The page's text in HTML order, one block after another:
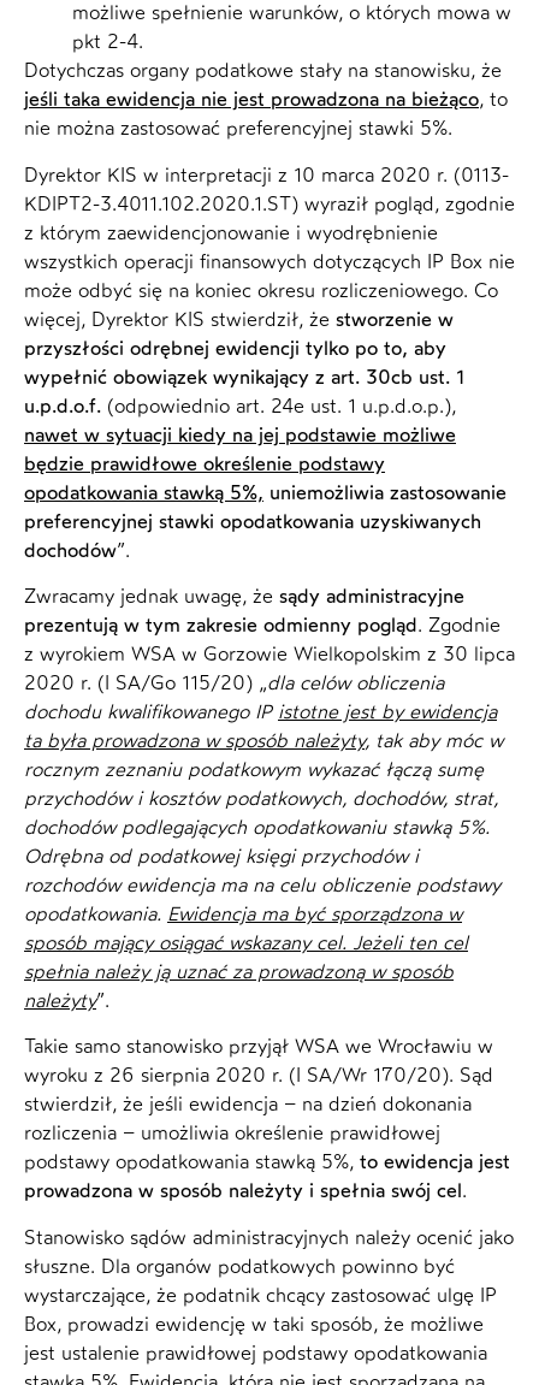
możliwe spełnienie warunków, o których mowa w
pkt 2-4.
Dotychczas organy podatkowe stały na stanowisku, że
jeśli taka ewidencja nie jest prowadzona na bieżąco, to
nie można zastosować preferencyjnej stawki 5%.
Dyrektor KIS w interpretacji z 10 marca 2020 r. (0113-
KDIPT2-3.4011.102.2020.1.ST) wyraził pogląd, zgodnie
z którym zaewidencjonowanie i wyodrębnienie
wszystkich operacji finansowych dotyczących IP Box nie
może odbyć się na koniec okresu rozliczeniowego. Co
więcej, Dyrektor KIS stwierdził, że stworzenie w
przyszłości odrębnej ewidencji tylko po to, aby
wypełnić obowiązek wynikający z art. 30cb ust. 1
u.p.d.o.f. (odpowiednio art. 24e ust. 1 u.p.d.o.p.),
nawet w sytuacji kiedy na jej podstawie możliwe
będzie prawidłowe określenie podstawy
opodatkowania stawką 5%, uniemożliwia zastosowanie
preferencyjnej stawki opodatkowania uzyskiwanych
dochodów”.
Zwracamy jednak uwagę, że sądy administracyjne
prezentują w tym zakresie odmienny pogląd. Zgodnie
z wyrokiem WSA w Gorzowie Wielkopolskim z 30 lipca
2020 r. (I SA/Go 115/20) „dla celów obliczenia
dochodu kwalifikowanego IP istotne jest by ewidencja
ta była prowadzona w sposób należyty, tak aby móc w
rocznym zeznaniu podatkowym wykazać łączą sumę
przychodów i kosztów podatkowych, dochodów, strat,
dochodów podlegających opodatkowaniu stawką 5%.
Odrębna od podatkowej księgi przychodów i
rozchodów ewidencja ma na celu obliczenie podstawy
opodatkowania. Ewidencja ma być sporządzona w
sposób mający osiągać wskazany cel. Jeżeli ten cel
spełnia należy ją uznać za prowadzoną w sposób
należyty”.
Takie samo stanowisko przyjął WSA we Wrocławiu w
wyroku z 26 sierpnia 2020 r. (I SA/Wr 170/20). Sąd
stwierdził, że jeśli ewidencja – na dzień dokonania
rozliczenia – umożliwia określenie prawidłowej
podstawy opodatkowania stawką 5%, to ewidencja jest
prowadzona w sposób należyty i spełnia swój cel.
Stanowisko sądów administracyjnych należy ocenić jako
słuszne. Dla organów podatkowych powinno być
wystarczające, że podatnik chcący zastosować ulgę IP
Box, prowadzi ewidencję w taki sposób, że możliwe
jest ustalenie prawidłowej podstawy opodatkowania